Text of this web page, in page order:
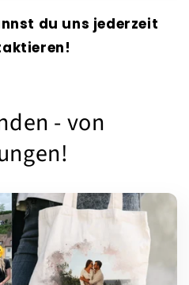
du uns jederzeit
- von